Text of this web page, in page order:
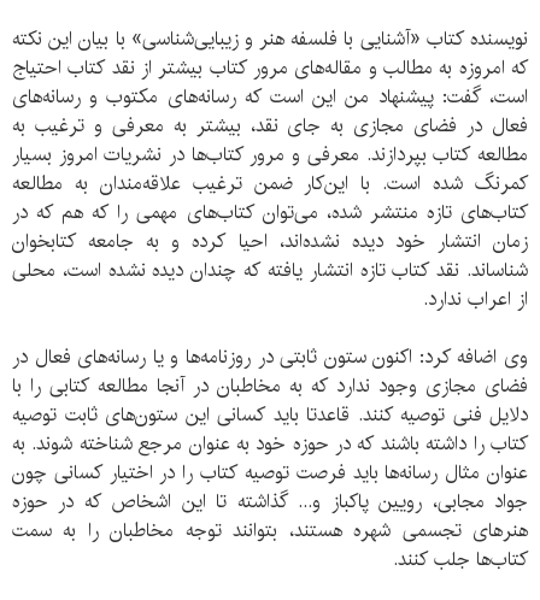
نویسنده کتاب «آشنایی با فلسفه هنر و زیبایی‌شناسی» با بیان این نکته
که امروزه به مطالب و مقاله‌های مرور کتاب بیشتر از نقد کتاب احتیاج
است، گفت: پیشنهاد من این است که رسانه‌های مکتوب و رسانه‌های
فعال در فضای مجازی به جای نقد، بیشتر به معرفی و ترغیب به
مطالعه کتاب بپردازند. معرفی و مرور کتاب‌ها در نشریات امروز بسیار
کمرنگ شده است. با این‌کار ضمن ترغیب علاقه‌مندان به مطالعه
کتاب‌های تازه منتشر شده، می‌توان کتاب‌های مهمی را که هم که در
زمان انتشار خود دیده نشده‌اند، احیا کرده و به جامعه کتابخوان
شناساند. نقد کتاب تازه انتشار یافته که چندان دیده نشده است، محلی
از اعراب ندارد.
وی اضافه کرد: اکنون ستون ثابتی در روزنامه‌ها و یا رسانه‌های فعال در
فضای مجازی وجود ندارد که به مخاطبان در آنجا مطالعه کتابی را با
دلایل فنی توصیه کنند. قاعدتا باید کسانی این ستون‌های ثابت توصیه
کتاب را داشته باشند که در حوزه خود به عنوان مرجع شناخته شوند. به
عنوان مثال رسانه‌ها باید فرصت توصیه کتاب را در اختیار کسانی چون
جواد مجابی، رویین پاکباز و... گذاشته تا این اشخاص که در حوزه
هنرهای تجسمی شهره هستند، بتوانند توجه مخاطبان را به سمت
کتاب‌ها جلب کنند.